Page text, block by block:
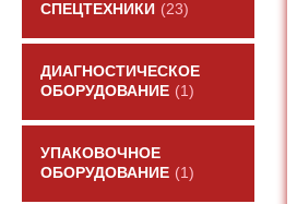
СПЕЦТЕХНИКИ (23)
ДИАГНОСТИЧЕСКОЕ
ОБОРУДОВАНИЕ (1)
УПАКОВОЧНОЕ
ОБОРУДОВАНИЕ (1)